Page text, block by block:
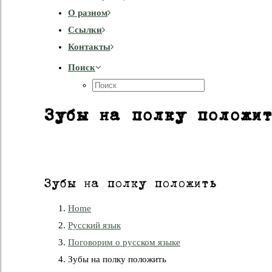
О разном
Cсылки
Контакты
Поиск
Зубы на полку
Зубы на полку положить
Home
Русский язык
Поговорим о русском языке
Зубы на полку положить